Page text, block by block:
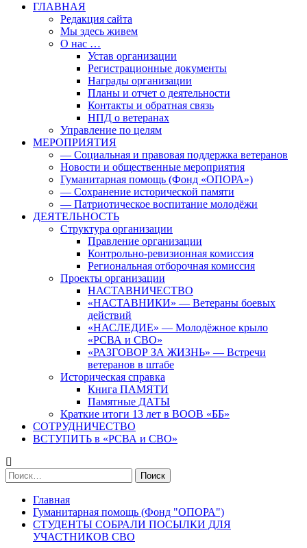
ГЛАВНАЯ
Редакция сайта
Мы здесь живем
О нас …
Устав организации
Регистрационные документы
Награды организации
Планы и отчет о деятельности
Контакты и обратная связь
НПД о ветеранах
Управление по целям
МЕРОПРИЯТИЯ
— Социальная и правовая поддержка ветеранов
Новости и общественные мероприятия
Гуманитарная помощь (Фонд «ОПОРА»)
— Сохранение исторической памяти
— Патриотическое воспитание молодёжи
ДЕЯТЕЛЬНОСТЬ
Структура организации
Правление организации
Контрольно-ревизионная комиссия
Региональная отборочная комиссия
Проекты организации
НАСТАВНИЧЕСТВО
«НАСТАВНИКИ» — Ветераны боевых
действий
«НАСЛЕДИЕ» — Молодёжное крыло
«РСВА и СВО»
«РАЗГОВОР ЗА ЖИЗНЬ» — Встречи
ветеранов в штабе
Историческая справка
Книга ПАМЯТИ
Памятные ДАТЫ
Краткие итоги 13 лет в ВООВ «ББ»
СОТРУДНИЧЕСТВО
ВСТУПИТЬ в «РСВА и СВО»
Найти:
Главная
Гуманитарная помощь (Фонд "ОПОРА")
СТУДЕНТЫ СОБРАЛИ ПОСЫЛКИ ДЛЯ
УЧАСТНИКОВ СВО